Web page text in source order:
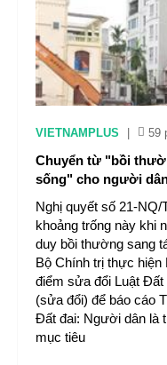
VIETNAMPLUS 59
Chuyển từ "bồi
sống" cho người
Nghị quyết số 21-NQ/
khoảng trống này khi
duy bồi thường sang
Bộ Chính trị thực hiện
điểm sửa đổi Luật
(sửa đổi) để báo cáo
Đất đai: Người dân là
mục tiêu